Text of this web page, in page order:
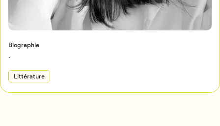
Retour à l’accueil
Biographie
.
Littérature
Se connecter